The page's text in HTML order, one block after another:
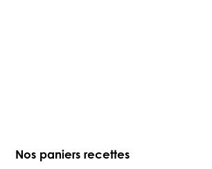
Nos paniers recettes